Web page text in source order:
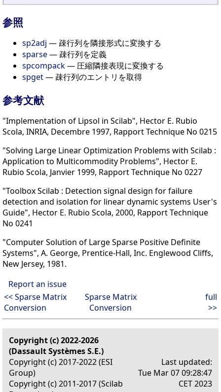
参照
sp2adj — 疎行列を隣接形式に変換する
sparse— 疎行列を定義
spcompack— 圧縮隣接表現に変換する
spget— 疎行列のエントリを取得
参考文献
"Implementation of Lipsol in Scilab", Hector E. Rubio
Scola, INRIA, Decembre 1997, Rapport Technique No 0215
"Solving Large Linear Optimization Problems with Scilab :
Application to Multicommodity Problems", Hector E.
Rubio Scola, Janvier 1999, Rapport Technique No 0227
"Toolbox Scilab : Detection signal design for failure
detection and isolation for linear dynamic systems User's
Guide", Hector E. Rubio Scola, 2000, Rapport Technique
No 0241
"Computer Solution of Large Sparse Positive Definite
Systems", A. George, Prentice-Hall, Inc. Englewood Cliffs,
New Jersey, 1981.
Report an issue
<< Sparse Matrix
Conversion
Sparse Matrix
Conversion
full
>>
Copyright (c) 2022-2026
(Dassault Systèmes S.E.)
Copyright (c) 2017-2022 (ESI
Group)
Copyright (c) 2011-2017 (Scilab
Last updated:
Tue Mar 07 09:28:47
CET 2023